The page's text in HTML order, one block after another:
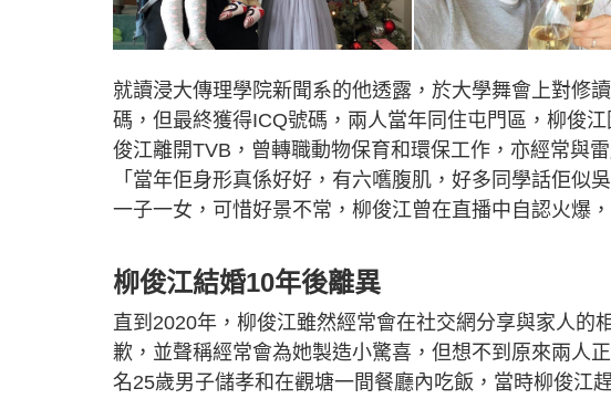
就讀浸大傳理學院新聞系的他透露，於大學舞會上對修
碼，但最終獲得ICQ號碼，兩人當年同住屯門區，柳俊
俊江離開TVB，曾轉職動物保育和環保工作，亦經常與
「當年佢身形真係好好，有六嚿腹肌，好多同學話佢似
一子一女，可惜好景不常，柳俊江曾在直播中自認火爆
柳俊江結婚10年後離異
直到2020年，柳俊江雖然經常會在社交網分享與家人的
歉，並聲稱經常會為她製造小驚喜，但想不到原來兩人
名25歲男子儲孝和在觀塘一間餐廳內吃飯，當時柳俊江